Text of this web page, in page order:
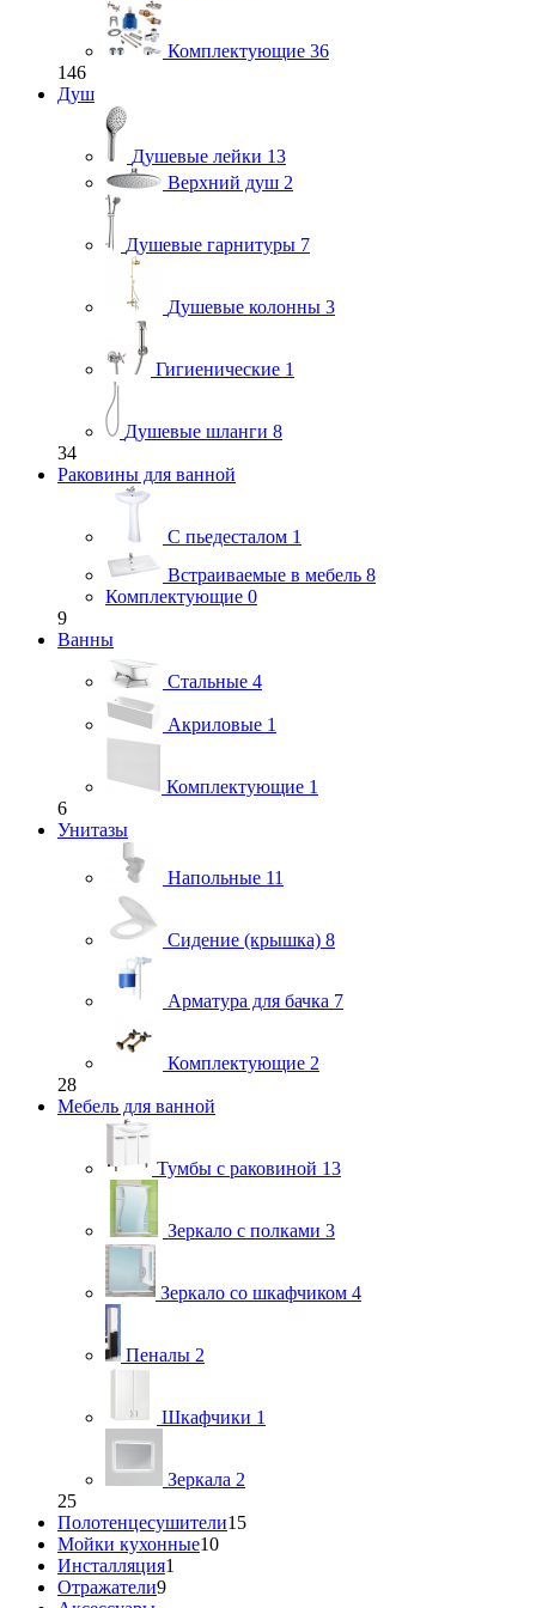
Комплектующие 36
146
Душ
Душевые лейки 13
Верхний душ 2
Душевые гарнитуры 7
Душевые колонны 3
Гигиенические 1
Душевые шланги 8
34
Раковины для ванной
С пьедесталом 1
Встраиваемые в мебель 8
Комплектующие 0
9
Ванны
Стальные 4
Акриловые 1
Комплектующие 1
6
Унитазы
Напольные 11
Сидение (крышка) 8
Арматура для бачка 7
Комплектующие 2
28
Мебель для ванной
Тумбы с раковиной 13
Зеркало с полками 3
Зеркало со шкафчиком 4
Пеналы 2
Шкафчики 1
Зеркала 2
25
Полотенцесушители15
Мойки кухонные10
Инсталляция1
Отражатели9